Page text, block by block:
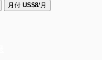
月付 US$8/月